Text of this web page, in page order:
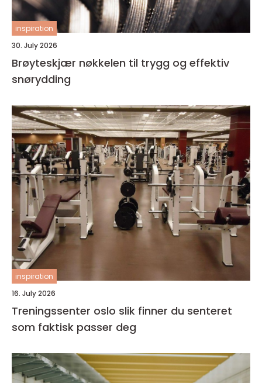
inspiration
30. July 2026
Brøyteskjær nøkkelen til trygg og effektiv
snørydding
inspiration
16. July 2026
Treningssenter oslo slik finner du senteret
som faktisk passer deg